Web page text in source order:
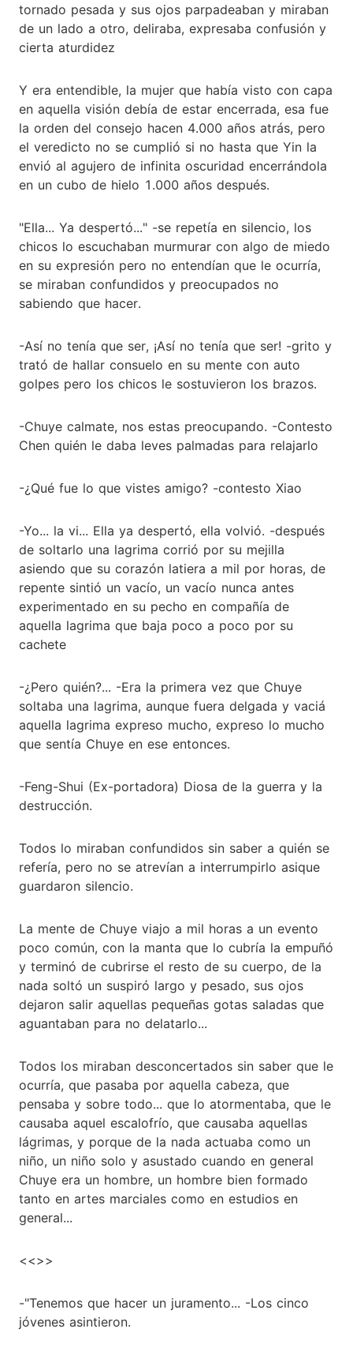
tornado pesada y sus ojos parpadeaban y miraban
de un lado a otro, deliraba, expresaba confusión y
cierta aturdidez
Y era entendible, la mujer que había visto con capa
en aquella visión debía de estar encerrada, esa fue
la orden del consejo hacen 4.000 años atrás, pero
el veredicto no se cumplió si no hasta que Yin la
envió al agujero de infinita oscuridad encerrándola
en un cubo de hielo 1.000 años después.
"Ella... Ya despertó..." -se repetía en silencio, los
chicos lo escuchaban murmurar con algo de miedo
en su expresión pero no entendían que le ocurría,
se miraban confundidos y preocupados no
sabiendo que hacer.
-Así no tenía que ser, ¡Así no tenía que ser! -grito y
trató de hallar consuelo en su mente con auto
golpes pero los chicos le sostuvieron los brazos.
-Chuye calmate, nos estas preocupando. -Contesto
Chen quién le daba leves palmadas para relajarlo
-¿Qué fue lo que vistes amigo? -contesto Xiao
-Yo... la vi... Ella ya despertó, ella volvió. -después
de soltarlo una lagrima corrió por su mejilla
asiendo que su corazón latiera a mil por horas, de
repente sintió un vacío, un vacío nunca antes
experimentado en su pecho en compañía de
aquella lagrima que baja poco a poco por su
cachete
-¿Pero quién?... -Era la primera vez que Chuye
soltaba una lagrima, aunque fuera delgada y vaciá
aquella lagrima expreso mucho, expreso lo mucho
que sentía Chuye en ese entonces.
-Feng-Shui (Ex-portadora) Diosa de la guerra y la
destrucción.
Todos lo miraban confundidos sin saber a quién se
refería, pero no se atrevían a interrumpirlo asique
guardaron silencio.
La mente de Chuye viajo a mil horas a un evento
poco común, con la manta que lo cubría la empuñó
y terminó de cubrirse el resto de su cuerpo, de la
nada soltó un suspiró largo y pesado, sus ojos
dejaron salir aquellas pequeñas gotas saladas que
aguantaban para no delatarlo...
Todos los miraban desconcertados sin saber que le
ocurría, que pasaba por aquella cabeza, que
pensaba y sobre todo... que lo atormentaba, que le
causaba aquel escalofrío, que causaba aquellas
lágrimas, y porque de la nada actuaba como un
niño, un niño solo y asustado cuando en general
Chuye era un hombre, un hombre bien formado
tanto en artes marciales como en estudios en
general...
<<>>
-"Tenemos que hacer un juramento... -Los cinco
jóvenes asintieron.